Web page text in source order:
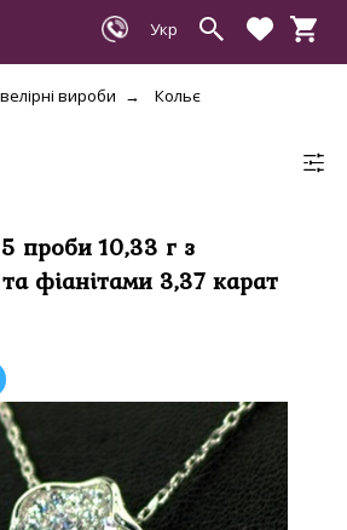
вироби Кольє
проби 10,33 г з
фіанітами 3,37 карат